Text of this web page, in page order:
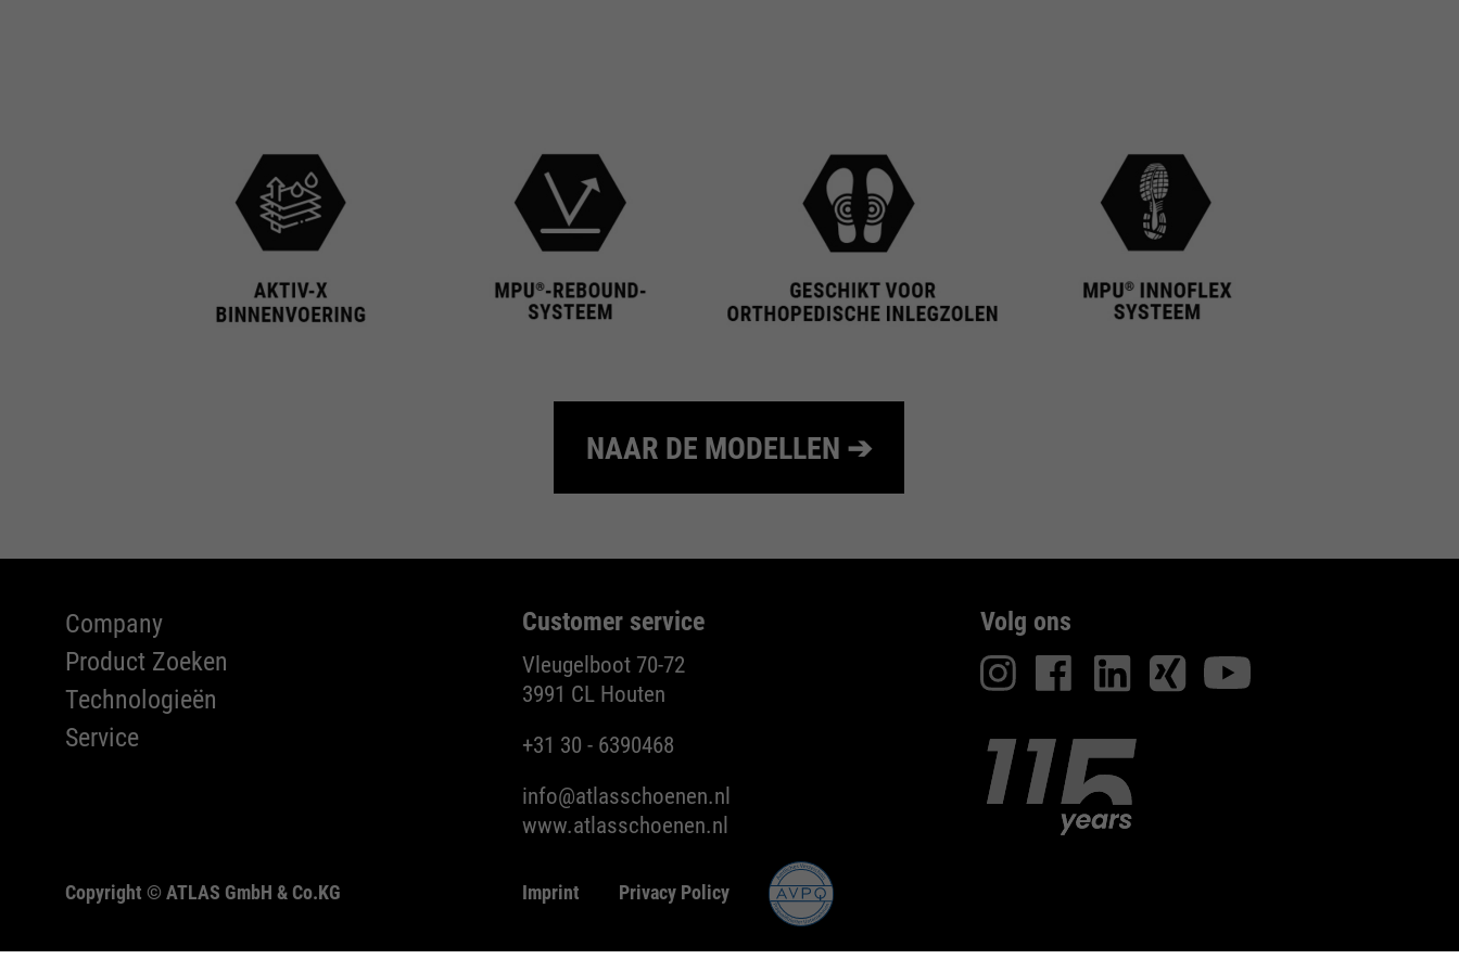
NAAR DE MODELLEN ➔
Company
Product Zoeken
Technologieën
Service
Customer service
Vleugelboot 70-72
3991 CL Houten
+31 30 - 6390468
info@atlasschoenen.nl
www.atlasschoenen.nl
Volg ons
Copyright © ATLAS GmbH & Co.KG Imprint Privacy Policy